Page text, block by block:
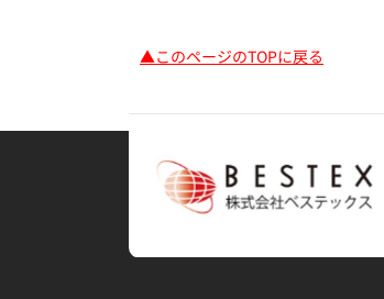
▲このページのTOPに戻る